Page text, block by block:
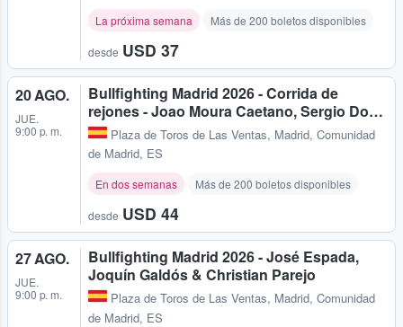
La próxima semana Más de 200 boletos disponibles
desde USD 37
20 AGO.
JUE.
9:00 p. m.
Bullfighting Madrid 2026 - Corrida de
rejones - Joao Moura Caetano, Sergio Do…
Plaza de Toros de Las Ventas, Madrid, Comunidad
de Madrid, ES
En dos semanas Más de 200 boletos disponibles
desde USD 44
27 AGO.
JUE.
9:00 p. m.
Bullfighting Madrid 2026 - José Espada,
Joquín Galdós & Christian Parejo
Plaza de Toros de Las Ventas, Madrid, Comunidad
de Madrid, ES